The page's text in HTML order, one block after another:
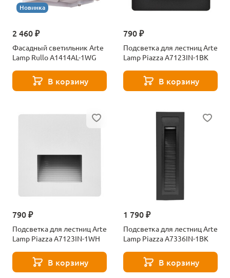
Новинка
2 460 ₽
Фасадный светильник Arte
Lamp Rullo A1414AL-1WG
В корзину
790 ₽
Подсветка для лестниц Arte
Lamp Piazza A7123IN-1BK
В корзину
790 ₽
Подсветка для лестниц Arte
Lamp Piazza A7123IN-1WH
В корзину
1 790 ₽
Подсветка для лестниц Arte
Lamp Piazza A7336IN-1BK
В корзину